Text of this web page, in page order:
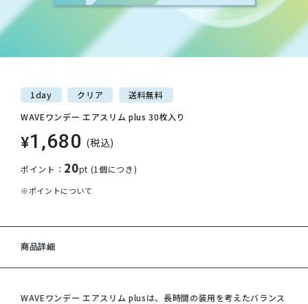
1day クリア 送料無料
WAVEワンデー エアスリム plus 30枚入り
¥1,680 (税込)
ポイント： 20pt (1個につき)
※ポイントについて
商品詳細
WAVEワンデー エアスリム plusは、長時間の装用を考えたバランス